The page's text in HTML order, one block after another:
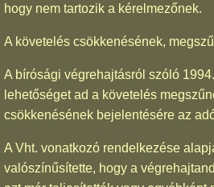
hogy nem tartozik a kérelmezőnek.
A követelés csökkenésének,
A bírósági végrehajtásról szóló
lehetőséget ad a követelés
csökkenésének bejelentésére az
A Vht. vonatkozó rendelkezése
valószínűsítette, hogy a